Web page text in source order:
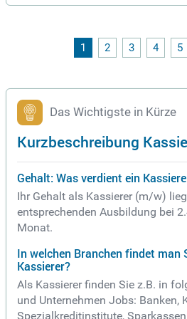
h und kompetent. Zudem führen sie
erung unserer Produkte sorgt für
mosphäre. Bewerber sollten
1 2 3 4 5
Das Wichtigste in Kürze
Kurzbeschreibung
Gehalt: Was verdient ein
Ihr Gehalt als Kassierer (m/w)
entsprechenden Ausbildung bei
Monat.
In welchen Branchen findet man
Kassierer?
Als Kassierer finden Sie z.B. in
und Unternehmen Jobs: Banken,
Spezialkreditinstitute, Sparkassen